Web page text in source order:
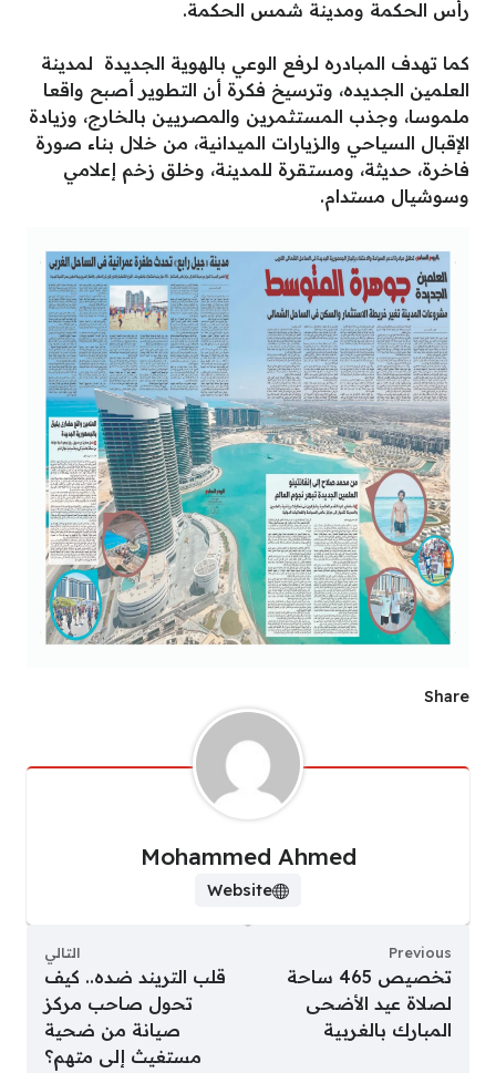
رأس الحكمة ومدينة شمس الحكمة.
كما تهدف المبادره لرفع الوعي بالهوية الجديدة لمدينة
العلمين الجديده، وترسيخ فكرة أن التطوير أصبح واقعا
ملموسا، وجذب المستثمرين والمصريين بالخارج، وزيادة
الإقبال السياحي والزيارات الميدانية، من خلال بناء صورة
فاخرة، حديثة، ومستقرة للمدينة، وخلق زخم إعلامي
وسوشيال مستدام.
Share
Mohammed Ahmed
Website
Previous
تخصيص 465 ساحة
لصلاة عيد الأضحى
المبارك بالغربية
التالي
قلب التريند ضده.. كيف
تحول صاحب مركز
صيانة من ضحية
مستغيث إلى متهم؟